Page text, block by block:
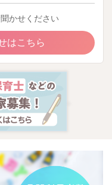
2022/7/3 17:30
かせください
はこちら